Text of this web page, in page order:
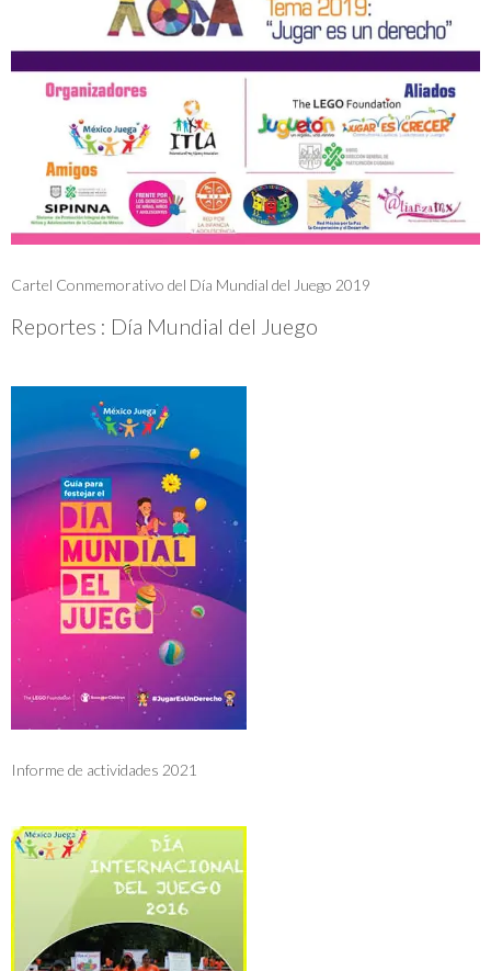
Cartel Conmemorativo del Día Mundial del Juego 2019
Reportes : Día Mundial del Juego
Informe de actividades 2021